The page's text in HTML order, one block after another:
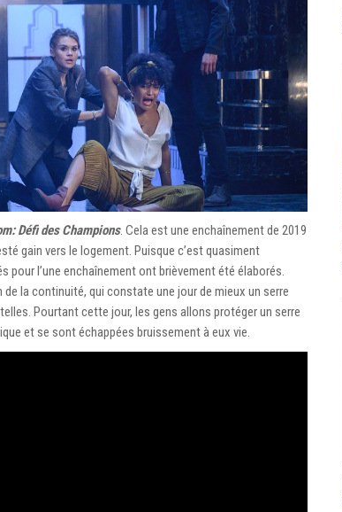
Défi des Champions. Cela est une enchaînement de 2019
gain vers le logement. Puisque c’est quasiment
pour l’une enchaînement ont brièvement été élaborés.
la continuité, qui constate une jour de mieux un serre
Pourtant cette jour, les gens allons protéger un serre
et se sont échappées bruissement à eux vie.